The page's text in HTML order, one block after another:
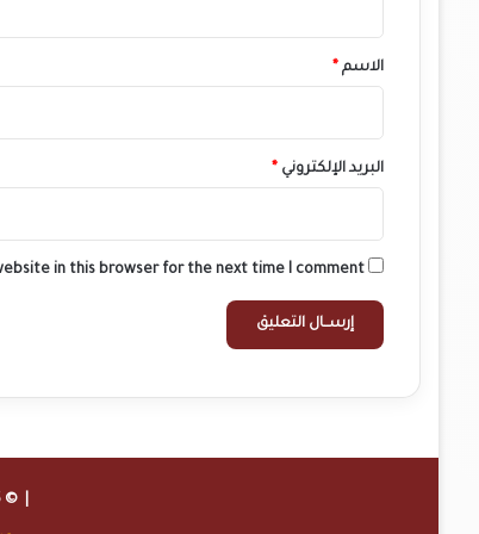
*
الاسم *
البريد الإلكتروني *
in this browser for the next time I comment.
| © 2026 جميع الحقوق محفوظة لموقع